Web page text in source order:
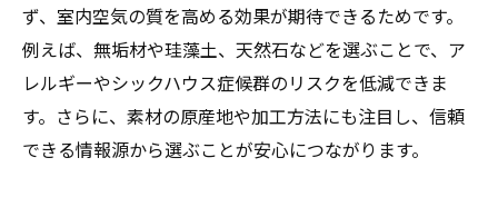
ず、室内空気の質を高める効果が期待できるためです。
例えば、無垢材や珪藻土、天然石などを選ぶことで、ア
レルギーやシックハウス症候群のリスクを低減できま
す。さらに、素材の原産地や加工方法にも注目し、信頼
できる情報源から選ぶことが安心につながります。